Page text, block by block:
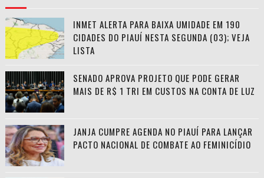
INMET ALERTA PARA BAIXA UMIDADE EM 190
CIDADES DO PIAUÍ NESTA SEGUNDA (03); VEJA
LISTA
SENADO APROVA PROJETO QUE PODE GERAR
MAIS DE R$ 1 TRI EM CUSTOS NA CONTA DE LUZ
JANJA CUMPRE AGENDA NO PIAUÍ PARA LANÇAR
PACTO NACIONAL DE COMBATE AO FEMINICÍDIO